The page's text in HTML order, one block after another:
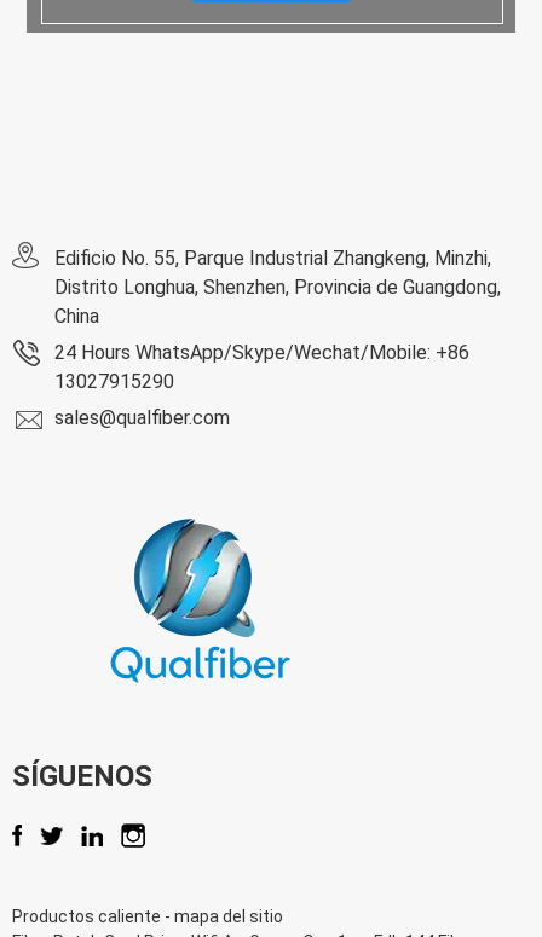
Edificio No. 55, Parque Industrial Zhangkeng, Minzhi,
Distrito Longhua, Shenzhen, Provincia de Guangdong,
China
24 Hours WhatsApp/Skype/Wechat/Mobile: +86
13027915290
sales@qualfiber.com
SÍGUENOS
Productos caliente - mapa del sitio